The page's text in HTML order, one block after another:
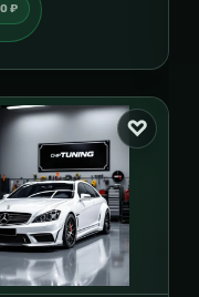
₽